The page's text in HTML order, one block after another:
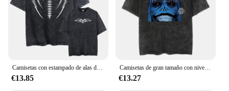
€13.85
Camisetas de gran tamaño con nivelación individual de Anime para hombre, camisetas Vintage de peso pesado para gimnasio, camisetas holgadas de algodón para entrenamiento con lavado ácido, Unisex
€13.27